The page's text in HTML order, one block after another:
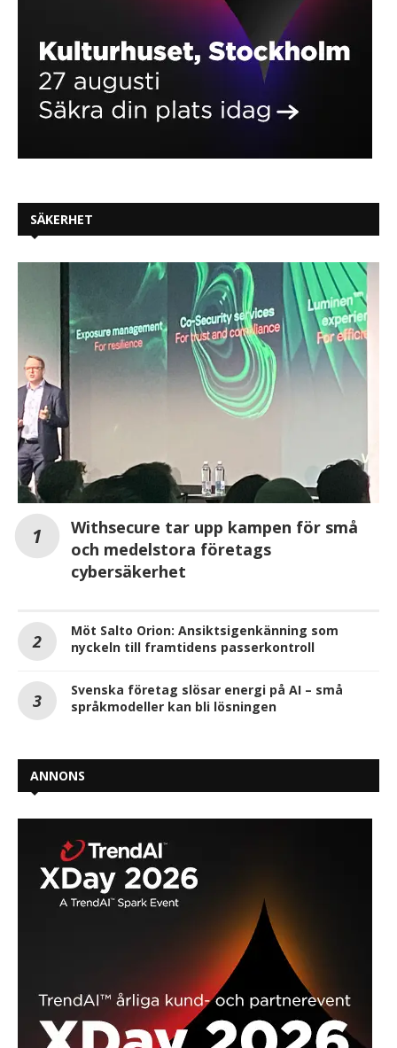
SÄKERHET
Withsecure tar upp kampen för små
och medelstora företags
cybersäkerhet
Möt Salto Orion: Ansiktsigenkänning som
nyckeln till framtidens passerkontroll
Svenska företag slösar energi på AI – små
språkmodeller kan bli lösningen
ANNONS